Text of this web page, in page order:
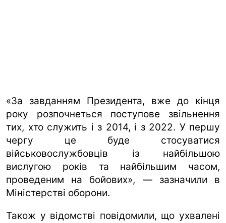
«За завданням Президента, вже до кінця
року розпочнеться поступове звільнення
тих, хто служить і з 2014, і з 2022. У першу
чергу це буде стосуватися
військовослужбовців із найбільшою
вислугою років та найбільшим часом,
проведеним на бойових», — зазначили в
Міністерстві оборони.
Також у відомстві повідомили, що ухвалені